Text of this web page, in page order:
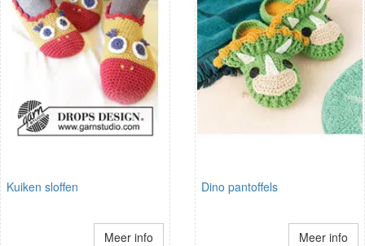
Kuiken sloffen
Meer info
Dino pantoffels
Meer info